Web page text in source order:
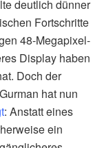
deutlich dünner
Fortschritte
48-Megapixel-
Display haben
Doch der
hat nun
: Anstatt eines
ein